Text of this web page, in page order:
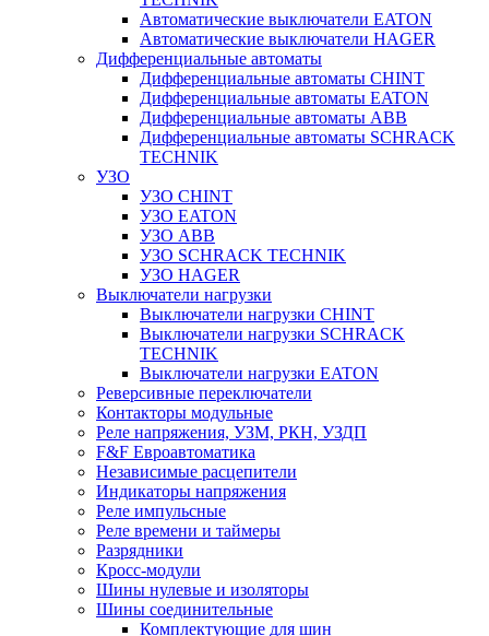
Автоматические выключатели EATON
Автоматические выключатели HAGER
Дифференциальные автоматы
Дифференциальные автоматы CHINT
Дифференциальные автоматы EATON
Дифференциальные автоматы ABB
Дифференциальные автоматы SCHRACK
TECHNIK
УЗО
УЗО CHINT
УЗО EATON
УЗО ABB
УЗО SCHRACK TECHNIK
УЗО HAGER
Выключатели нагрузки
Выключатели нагрузки CHINT
Выключатели нагрузки SCHRACK
TECHNIK
Выключатели нагрузки EATON
Реверсивные переключатели
Контакторы модульные
Реле напряжения, УЗМ, РКН, УЗДП
F&F Евроавтоматика
Независимые расцепители
Индикаторы напряжения
Реле импульсные
Реле времени и таймеры
Разрядники
Кросс-модули
Шины нулевые и изоляторы
Шины соединительные
Комплектующие для шин